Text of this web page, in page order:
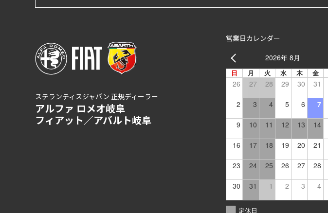
ステランティスジャパン 正規ディーラー
アルファ ロメオ岐阜
フィアット／アバルト岐阜
営業日カレンダー
2026年 8月
日 月 火 水 木 金
26 27 28 29 30 31
2 3 4 5 6 7
9 10 11 12 13 14
16 17 18 19 20 21
23 24 25 26 27 28
30 31 1 2 3 4
定休日